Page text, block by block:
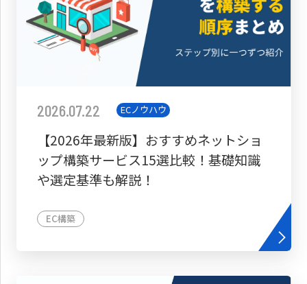
2026.07.22 ECノウハウ
【2026年最新版】おすすめネットショ
ップ構築サービス15選比較！基礎知識
や選定基準も解説！
EC構築